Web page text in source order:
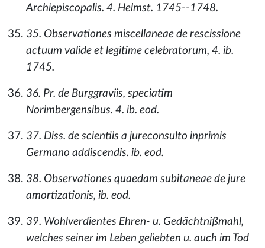
Archiepiscopalis. 4. Helmst. 1745--1748.
35. Observationes miscellaneae de rescissione
actuum valide et legitime celebratorum, 4. ib.
1745.
36. Pr. de Burggraviis, speciatim
Norimbergensibus. 4. ib. eod.
37. Diss. de scientiis a jureconsulto inprimis
Germano addiscendis. ib. eod.
38. Observationes quaedam subitaneae de jure
amortizationis, ib. eod.
39. Wohlverdientes Ehren- u. Gedächtnißmahl,
welches seiner im Leben geliebten u. auch im Tod